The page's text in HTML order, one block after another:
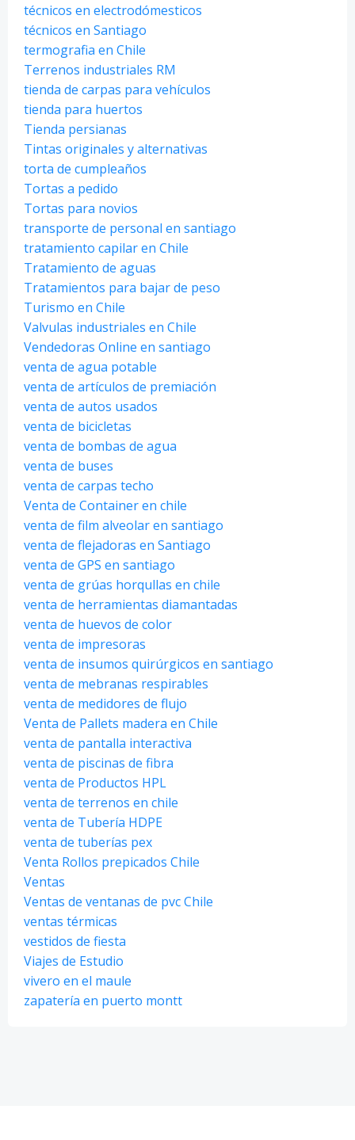
técnicos en electrodómesticos
técnicos en Santiago
termografia en Chile
Terrenos industriales RM
tienda de carpas para vehículos
tienda para huertos
Tienda persianas
Tintas originales y alternativas
torta de cumpleaños
Tortas a pedido
Tortas para novios
transporte de personal en santiago
tratamiento capilar en Chile
Tratamiento de aguas
Tratamientos para bajar de peso
Turismo en Chile
Valvulas industriales en Chile
Vendedoras Online en santiago
venta de agua potable
venta de artículos de premiación
venta de autos usados
venta de bicicletas
venta de bombas de agua
venta de buses
venta de carpas techo
Venta de Container en chile
venta de film alveolar en santiago
venta de flejadoras en Santiago
venta de GPS en santiago
venta de grúas horqullas en chile
venta de herramientas diamantadas
venta de huevos de color
venta de impresoras
venta de insumos quirúrgicos en santiago
venta de mebranas respirables
venta de medidores de flujo
Venta de Pallets madera en Chile
venta de pantalla interactiva
venta de piscinas de fibra
venta de Productos HPL
venta de terrenos en chile
venta de Tubería HDPE
venta de tuberías pex
Venta Rollos prepicados Chile
Ventas
Ventas de ventanas de pvc Chile
ventas térmicas
vestidos de fiesta
Viajes de Estudio
vivero en el maule
zapatería en puerto montt